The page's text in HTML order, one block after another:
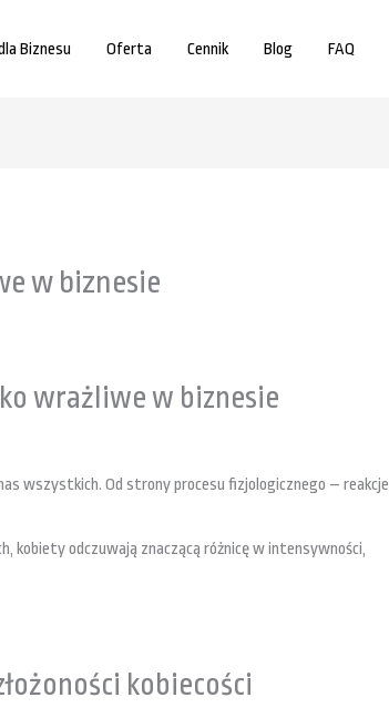
Biznesu Oferta Cennik Blog FAQ
w biznesie
wrażliwe w biznesie
wszystkich. Od strony procesu fizjologicznego – reakcje
kobiety odczuwają znaczącą różnicę w intensywności,
kobiecości